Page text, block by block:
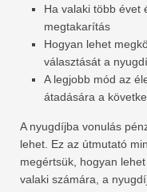
Ha valaki több évet
megtakarítás
Hogyan lehet
választását a
A legjobb mód az
átadására a
A nyugdíjba vonulás
lehet. Ez az útmutató
megértsük, hogyan
valaki számára, a